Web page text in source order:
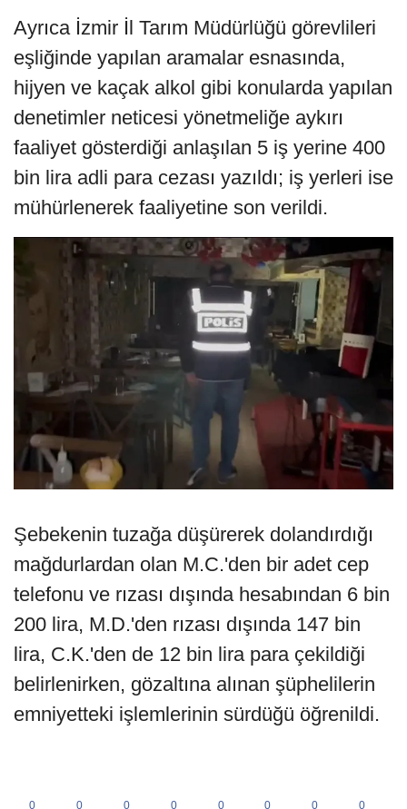
Ayrıca İzmir İl Tarım Müdürlüğü görevlileri
eşliğinde yapılan aramalar esnasında,
hijyen ve kaçak alkol gibi konularda yapılan
denetimler neticesi yönetmeliğe aykırı
faaliyet gösterdiği anlaşılan 5 iş yerine 400
bin lira adli para cezası yazıldı; iş yerleri ise
mühürlenerek faaliyetine son verildi.
Şebekenin tuzağa düşürerek dolandırdığı
mağdurlardan olan M.C.'den bir adet cep
telefonu ve rızası dışında hesabından 6 bin
200 lira, M.D.'den rızası dışında 147 bin
lira, C.K.'den de 12 bin lira para çekildiği
belirlenirken, gözaltına alınan şüphelilerin
emniyetteki işlemlerinin sürdüğü öğrenildi.